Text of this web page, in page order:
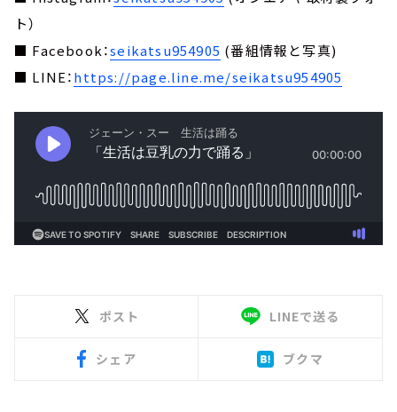
ト）
■ Facebook：seikatsu954905 (番組情報と写真)
■ LINE：https://page.line.me/seikatsu954905
ポスト LINEで送る
シェア ブクマ